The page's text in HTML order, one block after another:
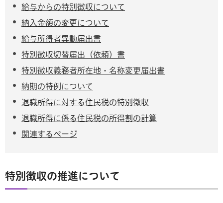
給与からの特別徴収について
納入金額の変更について
給与所得者異動届出書
特別徴収切替届出（依頼）書
特別徴収義務者所在地・名称変更届出書
納期の特例について
退職所得に対する住民税の特別徴収
退職所得に係る住民税の所得割の計算
関連するページ
特別徴収の推進について